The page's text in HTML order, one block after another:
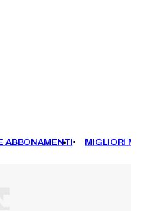
ABBONAMENTI MIGLIORI